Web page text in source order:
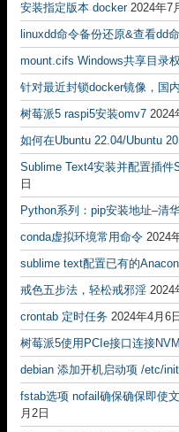
安装指定版本 docker 2024年7
linuxdd命令备份还原&查看dd
mount.cifs Windows共享目录
针对最近封锁docker镜像，国
树莓派5 raspi5安装omv7 2024
如何在Ubuntu 22.04/Ubuntu
Sublime Text4安装并配置插件
日
Python系列：pip安装地址–清
conda虚拟环境常用命令 2024
sublime text配置已有的
戒色五步法，轻松戒邪淫 2024
crontab 定时任务 2024年4月6日
树莓派5使用PCIe接口连接
debian 添加开机启动项 /etc/
fstab选项 nofail确保确保即使
月2日